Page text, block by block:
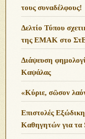
τους συναδέλφους!
Δελτίο Τύπου
της ΕΜΑΚ στο
Διάψευση
Καψάλας
«Κύριε, σῶσον
Επιστολές
Καθηγητών για τα